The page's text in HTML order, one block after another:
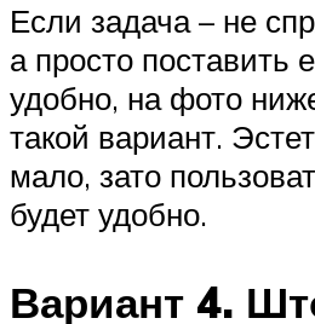
Если задача – не
а просто поставить
удобно, на фото
такой вариант.
мало, зато
будет удобно.
Вариант 4.